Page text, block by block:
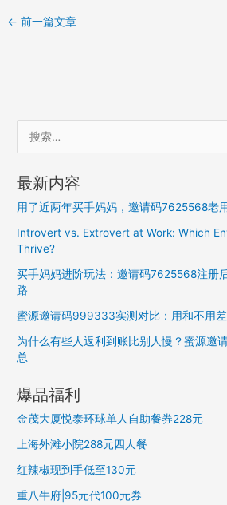
← 前一篇文章
索
最新内容
用了近两年买手妈妈，邀请码7625568老
Introvert vs. Extrovert at Work: Which
Thrive?
买手妈妈进阶玩法：邀请码7625568注册
路
蜜源邀请码999333实测对比：用和不用
为什么有些人返利到账比别人慢？蜜源邀
总
爆品福利
金茂大厦悦泰环球单人自助餐券228元
上海外滩小院288元四人餐
红辣椒现到手低至130元
重八牛府|95元代100元券